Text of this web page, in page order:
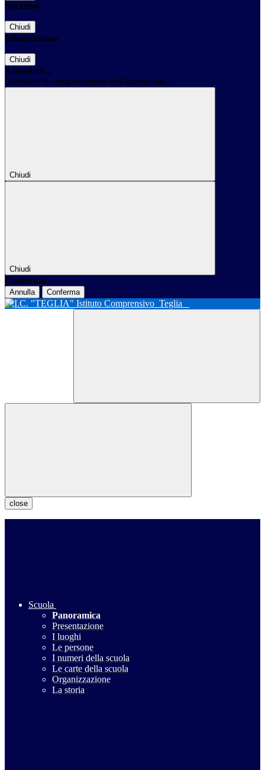
Successo
Chiudi
Informazione
Chiudi
Attendere...
Attendere il completamento dell'operazione...
Chiudi
Chiudi
Conferma
Annulla Conferma
Istituto Comprensivo Teglia
close
Scuola
Panoramica
Presentazione
I luoghi
Le persone
I numeri della scuola
Le carte della scuola
Organizzazione
La storia